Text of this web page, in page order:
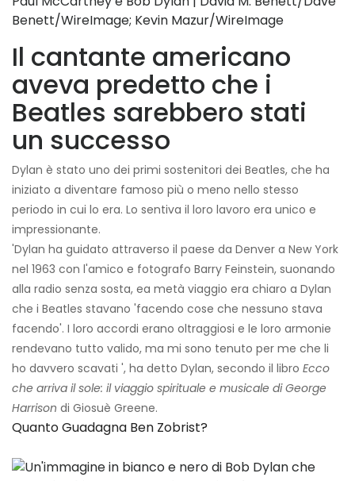
Benett/WireImage; Kevin Mazur/WireImage
Il cantante americano
aveva predetto che i
Beatles sarebbero stati
un successo
Dylan è stato uno dei primi sostenitori dei Beatles, che ha
iniziato a diventare famoso più o meno nello stesso
periodo in cui lo era. Lo sentiva il loro lavoro era unico e
impressionante.
'Dylan ha guidato attraverso il paese da Denver a New York
nel 1963 con l'amico e fotografo Barry Feinstein, suonando
alla radio senza sosta, ea metà viaggio era chiaro a Dylan
che i Beatles stavano 'facendo cose che nessuno stava
facendo'. I loro accordi erano oltraggiosi e le loro armonie
rendevano tutto valido, ma mi sono tenuto per me che li
ho davvero scavati ', ha detto Dylan, secondo il libro Ecco
che arriva il sole: il viaggio spirituale e musicale di George
Harrison di Giosuè Greene.
Quanto Guadagna Ben Zobrist?